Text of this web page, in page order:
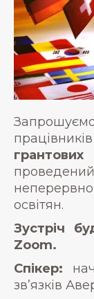
освітян.
Зустріч
Zoom.
Спікер:
зв’язків